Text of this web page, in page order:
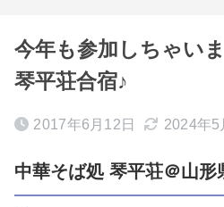
今年も参加しちゃい
琴平荘合宿♪
2017年6月12日 2024年5
中華そば処 琴平荘＠山形